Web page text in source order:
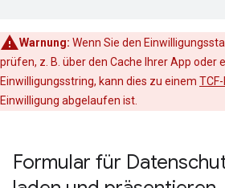
Warnung: Wenn Sie den
prüfen, z. B. über den Cache Ihrer App oder
Einwilligungsstring, kann dies zu einem
Einwilligung abgelaufen ist.
Formular für